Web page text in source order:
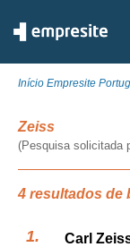
Início Empresite
Zeiss
(Pesquisa solicitada
4 resultados de
Carl